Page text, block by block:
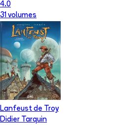
4.0
31 volumes
Lanfeust de Troy
Didier Tarquin